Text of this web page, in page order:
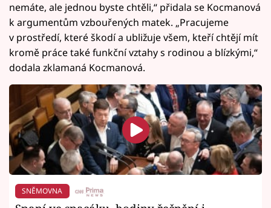
nemáte, ale jednou byste chtěli,“ přidala se Kocmanová
k argumentům vzbouřených matek. „Pracujeme
v prostředí, které škodí a ubližuje všem, kteří chtějí mít
kromě práce také funkční vztahy s rodinou a blízkými,“
dodala zklamaná Kocmanová.
SNĚMOVNA